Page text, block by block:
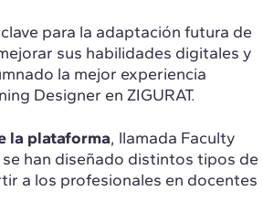
para la adaptación futura de
sus habilidades digitales y
la mejor experiencia
Designer en ZIGURAT.
la plataforma, llamada Faculty
han diseñado distintos tipos de
a los profesionales en docentes